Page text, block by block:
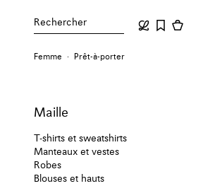
Rechercher
Femme Prêt-à-porter
Maille
T-shirts et sweatshirts
Manteaux et vestes
Robes
Blouses et hauts